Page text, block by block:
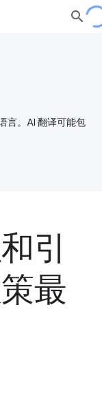
言。AI 翻译可能包
引
最